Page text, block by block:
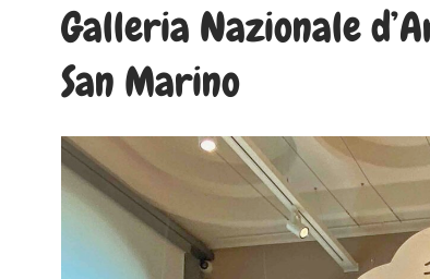
Galleria Nazionale
San Marino